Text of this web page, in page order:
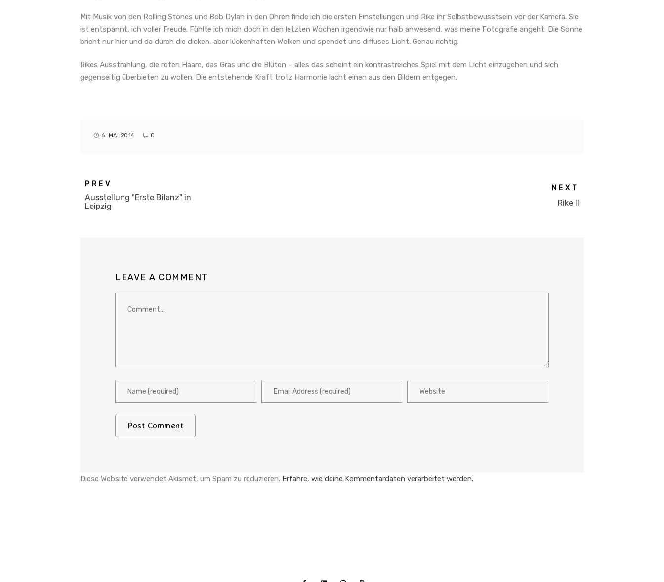
Mit Musik von den Rolling Stones und Bob Dylan in den Ohren finde ich die ersten Einstellungen und Rike ihr Selbstbewusstsein vor der Kamera. Sie
ist entspannt, ich voller Freude. Fühlte ich mich doch in den letzten Wochen irgendwie nur halb anwesend, was meine Fotografie angeht. Die Sonne
bricht nur hier und da durch die dicken, aber lückenhaften Wolken und spendet uns diffuses Licht. Genau richtig.
Rikes Ausstrahlung, die roten Haare, das Gras und die Blüten – alles das scheint ein kontrastreiches Spiel mit dem Licht einzugehen und sich
gegenseitig überbieten zu wollen. Die entstehende Kraft trotz Harmonie lacht einen aus den Bildern entgegen.
6. MAI 2014 0
PREV
Ausstellung "Erste Bilanz" in
Leipzig
NEXT
Rike II
LEAVE A COMMENT
Diese Website verwendet Akismet, um Spam zu reduzieren. Erfahre, wie deine Kommentardaten verarbeitet werden.